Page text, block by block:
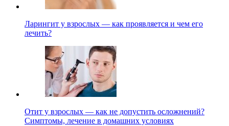
Ларингит у взрослых — как проявляется и чем его
лечить?
Отит у взрослых — как не допустить осложнений?
Симптомы, лечение в домашних условиях